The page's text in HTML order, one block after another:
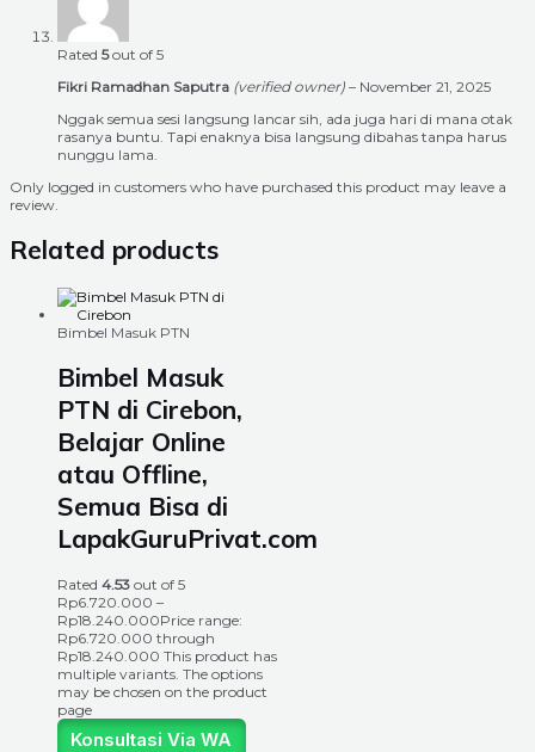
Rated 5out of 5
Fikri Ramadhan Saputra (verified owner) – November 21, 2025
Nggak semua sesi langsung lancar sih, ada juga hari di mana otak
rasanya buntu. Tapi enaknya bisa langsung dibahas tanpa harus
nunggu lama.
Only logged in customers who have purchased this product may leave a
review.
Related products
Bimbel Masuk PTN
Bimbel Masuk
PTN di Cirebon,
Belajar Online
atau Offline,
Semua Bisa di
LapakGuruPrivat.com
Rated 4.53 out of 5
Rp6.720.000 –
Rp18.240.000Price range:
Rp6.720.000 through
Rp18.240.000 This product has
multiple variants. The options
may be chosen on the product
page
Konsultasi Via WA